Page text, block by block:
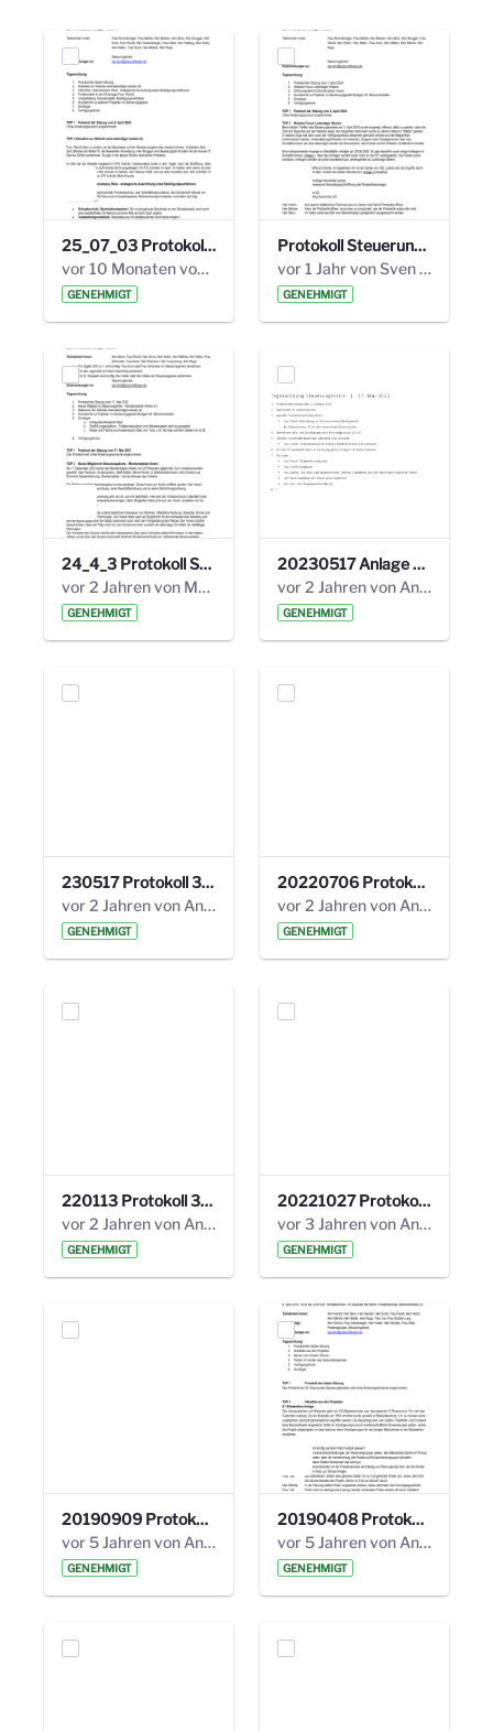
25_07_03 Protokoll Steuerungskreis.pdf
vor 10 Monaten von Alexander Orlowski
GENEHMIGT
Protokoll Steuerungskreis_06.02.2025 .pdf
vor 1 Jahr von Sven Hitzler
GENEHMIGT
24_4_3 Protokoll Steuerungskreis.pdf
vor 2 Jahren von Marcel Eckert
GENEHMIGT
20230517 Anlage 1_35. Steuerungskreis.pdf
vor 2 Jahren von Anni Schlumberger
GENEHMIGT
230517 Protokoll 35. Steuerungskreis.pdf
vor 2 Jahren von Anni Schlumberger
GENEHMIGT
20220706 Protokoll 33. Steuerungskreis.pdf
vor 2 Jahren von Anni Schlumberger
GENEHMIGT
220113 Protokoll 32. Steuerungskreis.pdf
vor 2 Jahren von Anni Schlumberger
GENEHMIGT
20221027 Protokoll 34. Steuerungskreis.pdf
vor 3 Jahren von Anni Schlumberger
GENEHMIGT
20190909 Protokoll 27. Steuerungskreis.pdf
vor 5 Jahren von Anni Schlumberger
GENEHMIGT
20190408 Protokoll 26. Steuerungskreis.pdf
vor 5 Jahren von Anni Schlumberger
GENEHMIGT